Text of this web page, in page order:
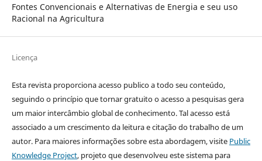
Fontes Convencionais e Alternativas de Energia e seu uso
Racional na Agricultura
Licença
Esta revista proporciona acesso publico a todo seu conteúdo,
seguindo o princípio que tornar gratuito o acesso a pesquisas gera
um maior intercâmbio global de conhecimento. Tal acesso está
associado a um crescimento da leitura e citação do trabalho de um
autor. Para maiores informações sobre esta abordagem, visite Public
Knowledge Project, projeto que desenvolveu este sistema para